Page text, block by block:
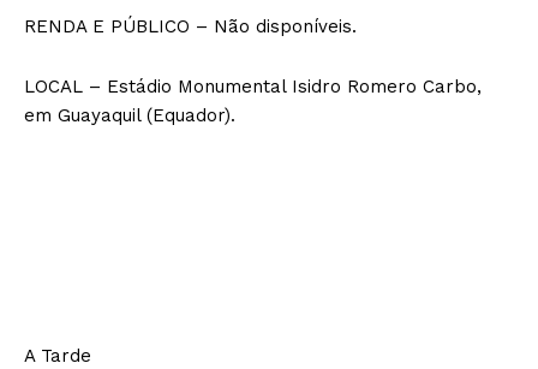
RENDA E PÚBLICO – Não disponíveis.
LOCAL – Estádio Monumental Isidro Romero Carbo,
em Guayaquil (Equador).
A Tarde